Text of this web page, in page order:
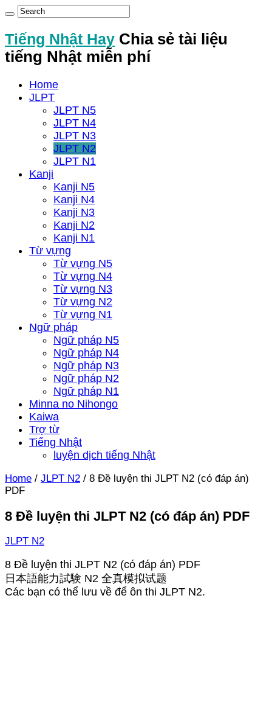
Tiếng Nhật Hay Chia sẻ tài liệu
tiếng Nhật miễn phí
Home
JLPT
JLPT N5
JLPT N4
JLPT N3
JLPT N2
JLPT N1
Kanji
Kanji N5
Kanji N4
Kanji N3
Kanji N2
Kanji N1
Từ vựng
Từ vựng N5
Từ vựng N4
Từ vựng N3
Từ vựng N2
Từ vựng N1
Ngữ pháp
Ngữ pháp N5
Ngữ pháp N4
Ngữ pháp N3
Ngữ pháp N2
Ngữ pháp N1
Minna no Nihongo
Kaiwa
Trợ từ
Tiếng Nhật
luyện dịch tiếng Nhật
Home / JLPT N2 / 8 Đề luyện thi JLPT N2 (có đáp án)
PDF
8 Đề luyện thi JLPT N2 (có đáp án) PDF
JLPT N2
8 Đề luyện thi JLPT N2 (có đáp án) PDF
日本語能力試験 N2 全真模拟试题
Các bạn có thể lưu về để ôn thi JLPT N2.